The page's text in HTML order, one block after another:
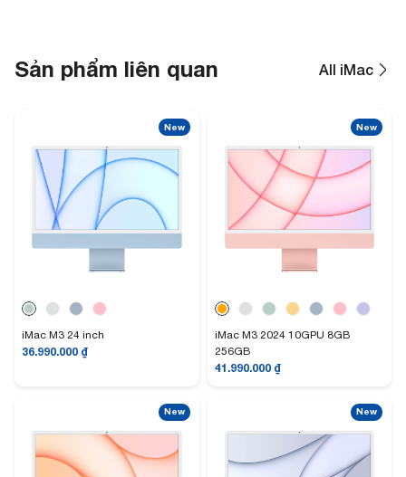
Sản phẩm liên quan All iMac
New
iMac M3 24 inch
36.990.000 ₫
New
iMac M3 2024 10GPU 8GB
256GB
41.990.000 ₫
New New